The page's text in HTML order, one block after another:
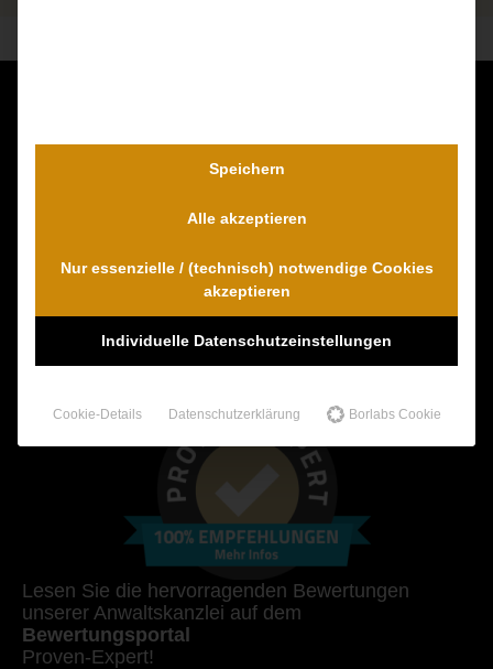
Dr. Wambach & Walter
0421 54 895 10 - Fax
info@schmerzensgeld-spezialisten.de
Zum Kontaktformular
Lesen Sie die hervorragenden Bewertungen
unserer Anwaltskanzlei auf dem
Bewertungsportal
Proven-Expert!
Speichern
Alle akzeptieren
Nur essenzielle / (technisch) notwendige Cookies
akzeptieren
Individuelle Datenschutzeinstellungen
Cookie-Details Datenschutzerklärung Borlabs Cookie